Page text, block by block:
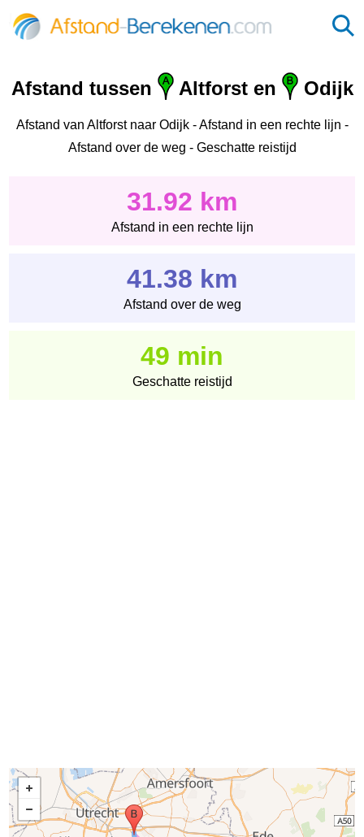
Afstand tussen Altforst en Odijk
Afstand van Altforst naar Odijk - Afstand in een rechte lijn -
Afstand over de weg - Geschatte reistijd
31.92 km
Afstand in een rechte lijn
41.38 km
Afstand over de weg
49 min
Geschatte reistijd